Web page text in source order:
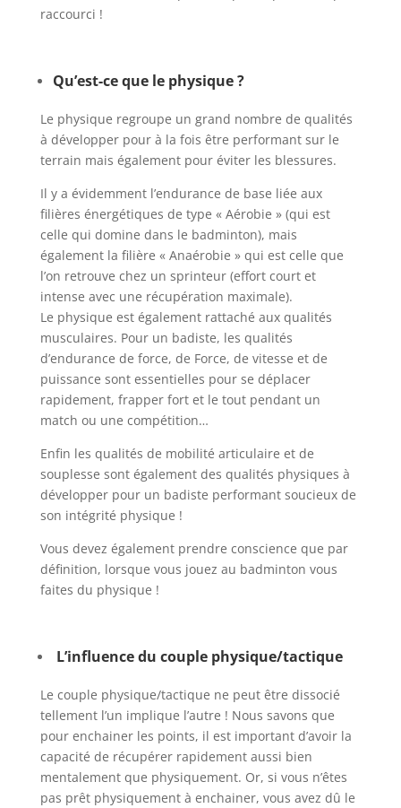
raccourci !
Qu’est-ce que le physique ?
Le physique regroupe un grand nombre de qualités
à développer pour à la fois être performant sur le
terrain mais également pour éviter les blessures.
Il y a évidemment l’endurance de base liée aux
filières énergétiques de type « Aérobie » (qui est
celle qui domine dans le badminton), mais
également la filière « Anaérobie » qui est celle que
l’on retrouve chez un sprinteur (effort court et
intense avec une récupération maximale).
Le physique est également rattaché aux qualités
musculaires. Pour un badiste, les qualités
d’endurance de force, de Force, de vitesse et de
puissance sont essentielles pour se déplacer
rapidement, frapper fort et le tout pendant un
match ou une compétition…
Enfin les qualités de mobilité articulaire et de
souplesse sont également des qualités physiques à
développer pour un badiste performant soucieux de
son intégrité physique !
Vous devez également prendre conscience que par
définition, lorsque vous jouez au badminton vous
faites du physique !
L’influence du couple physique/tactique
Le couple physique/tactique ne peut être dissocié
tellement l’un implique l’autre ! Nous savons que
pour enchainer les points, il est important d’avoir la
capacité de récupérer rapidement aussi bien
mentalement que physiquement. Or, si vous n’êtes
pas prêt physiquement à enchainer, vous avez dû le